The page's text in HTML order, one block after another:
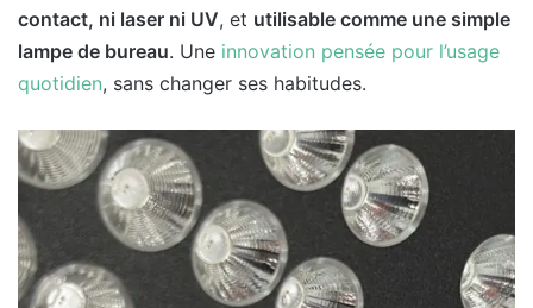
contact, ni laser ni UV, et utilisable comme une simple
lampe de bureau. Une innovation pensée pour l’usage
quotidien, sans changer ses habitudes.